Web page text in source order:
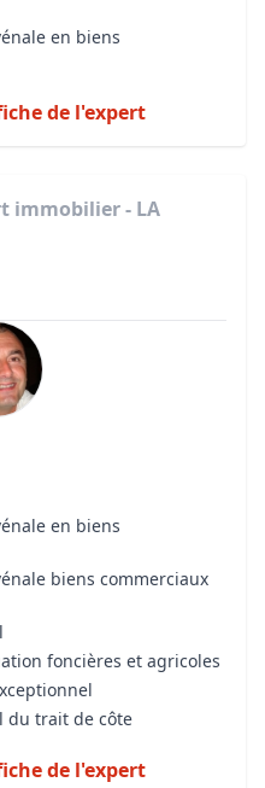
en biens
de l'expert
immobilier - LA
en biens
biens commerciaux
foncières et agricoles
du trait de côte
de l'expert